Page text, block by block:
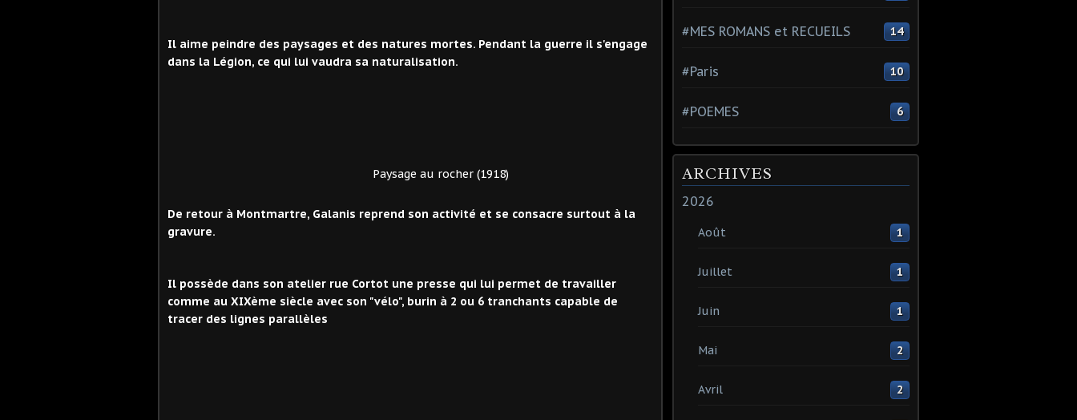
Il aime peindre des paysages et des natures mortes. Pendant la guerre il s'engage
dans la Légion, ce qui lui vaudra sa naturalisation.
Paysage au rocher (1918)
De retour à Montmartre, Galanis reprend son activité et se consacre surtout à la
gravure.
Il possède dans son atelier rue Cortot une presse qui lui permet de travailler
comme au XIXème siècle avec son "vélo", burin à 2 ou 6 tranchants capable de
tracer des lignes parallèles
#MES ROMANS et RECUEILS 14
#Paris 10
#POEMES 6
ARCHIVES
2026
Août 1
Juillet 1
Juin 1
Mai 2
Avril 2